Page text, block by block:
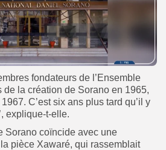
fondateurs de l’Ensemble
de la création de Sorano en 1965,
C’est six ans plus tard qu’il y
explique-t-elle.
Sorano coïncide avec une
pièce Xawaré, qui rassemblait